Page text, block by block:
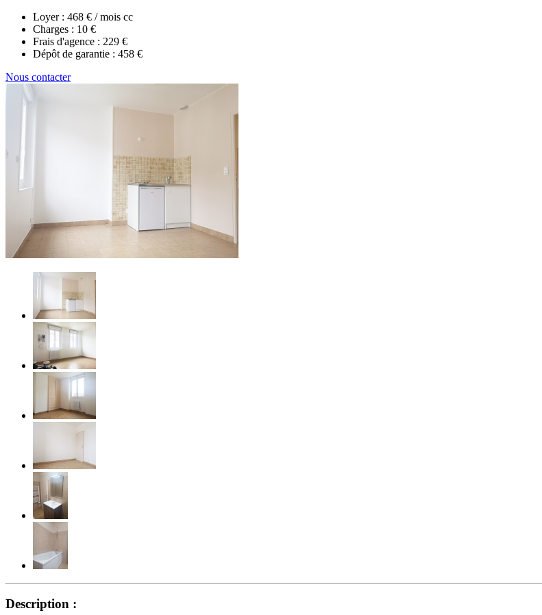
Loyer : 468 € / mois cc
Charges : 10 €
Frais d'agence : 229 €
Dépôt de garantie : 458 €
Nous contacter
Description :